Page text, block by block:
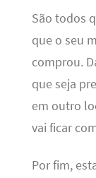
São todos
que o seu
comprou.
que seja
em outro
vai ficar
Por fim,